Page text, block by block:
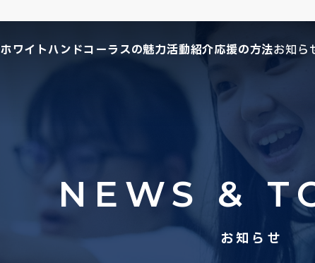
ホワイトハンドコーラスの魅力活動紹介応援の方法お知ら
NEWS &
お知らせ